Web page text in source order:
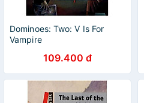
Dominoes: Two: V Is For
Vampire
109.400 đ